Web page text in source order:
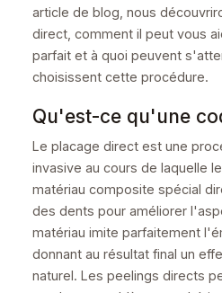
article de blog, nous
direct, comment il peut vous
parfait et à quoi peuvent
choisissent cette procédure.
Qu'est-ce qu'une
Le placage direct est une
invasive au cours de laquelle
matériau composite spécial
des dents pour améliorer
matériau imite parfaitement
donnant au résultat final un
naturel. Les peelings directs